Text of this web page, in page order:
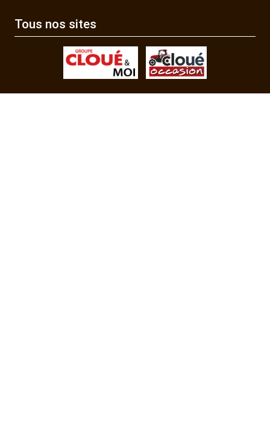
Tous nos sites